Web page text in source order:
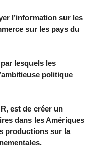
l’information sur les
sur les pays du
lesquels les
politique
est de créer un
dans les Amériques
productions sur la